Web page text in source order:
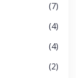
(7)
(4)
(4)
(2)